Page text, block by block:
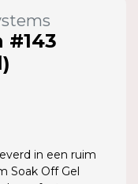
#143
in een ruim
Soak Off Gel